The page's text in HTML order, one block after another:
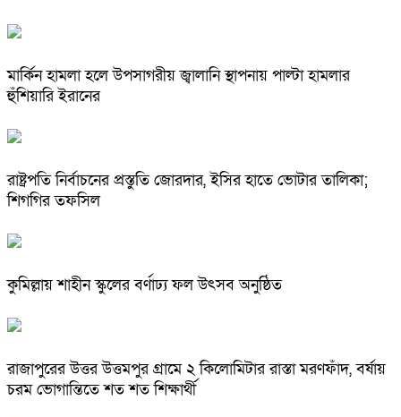
মার্কিন হামলা হলে উপসাগরীয় জ্বালানি স্থাপনায় পাল্টা হামলার
হুঁশিয়ারি ইরানের
রাষ্ট্রপতি নির্বাচনের প্রস্তুতি জোরদার, ইসির হাতে ভোটার তালিকা;
শিগগির তফসিল
কুমিল্লায় শাহীন স্কুলের বর্ণাঢ্য ফল উৎসব অনুষ্ঠিত
রাজাপুরের উত্তর উত্তমপুর গ্রামে ২ কিলোমিটার রাস্তা মরণফাঁদ, বর্ষায়
চরম ভোগান্তিতে শত শত শিক্ষার্থী